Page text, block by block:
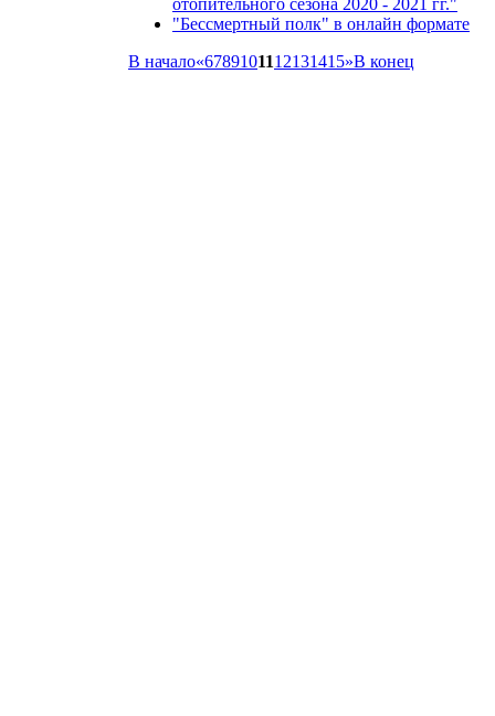
"Бессмертный полк" в онлайн формате
В начало«6789101112131415»В конец